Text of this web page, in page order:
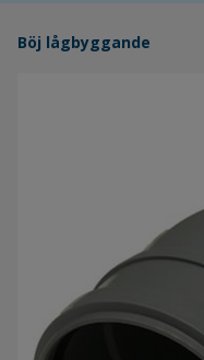
Böj lågbyggande